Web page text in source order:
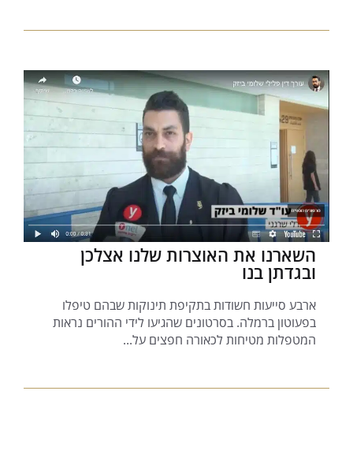
השארנו את האוצרות שלנו אצלכן
ובגדתן בנו
ארבע סייעות חשודות בתקיפת תינוקות שבהם טיפלו
בפעוטון ברמלה. בסרטונים שהגיעו לידי ההורים נראות
המטפלות מטיחות לכאורה חפצים על...